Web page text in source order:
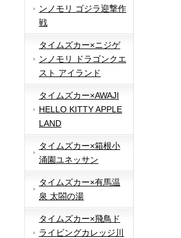
ンノモリ ゴジラ迎撃作
戦
タイムズカー×ニジゲ
ンノモリ ドラゴンクエ
スト アイランド
タイムズカー×AWAJI
HELLO KITTY APPLE
LAND
タイムズカー×箱根小
涌園ユネッサン
タイムズカー×有馬温
泉 太閤の湯
タイムズカー×飛鳥ド
ライビングカレッジ川